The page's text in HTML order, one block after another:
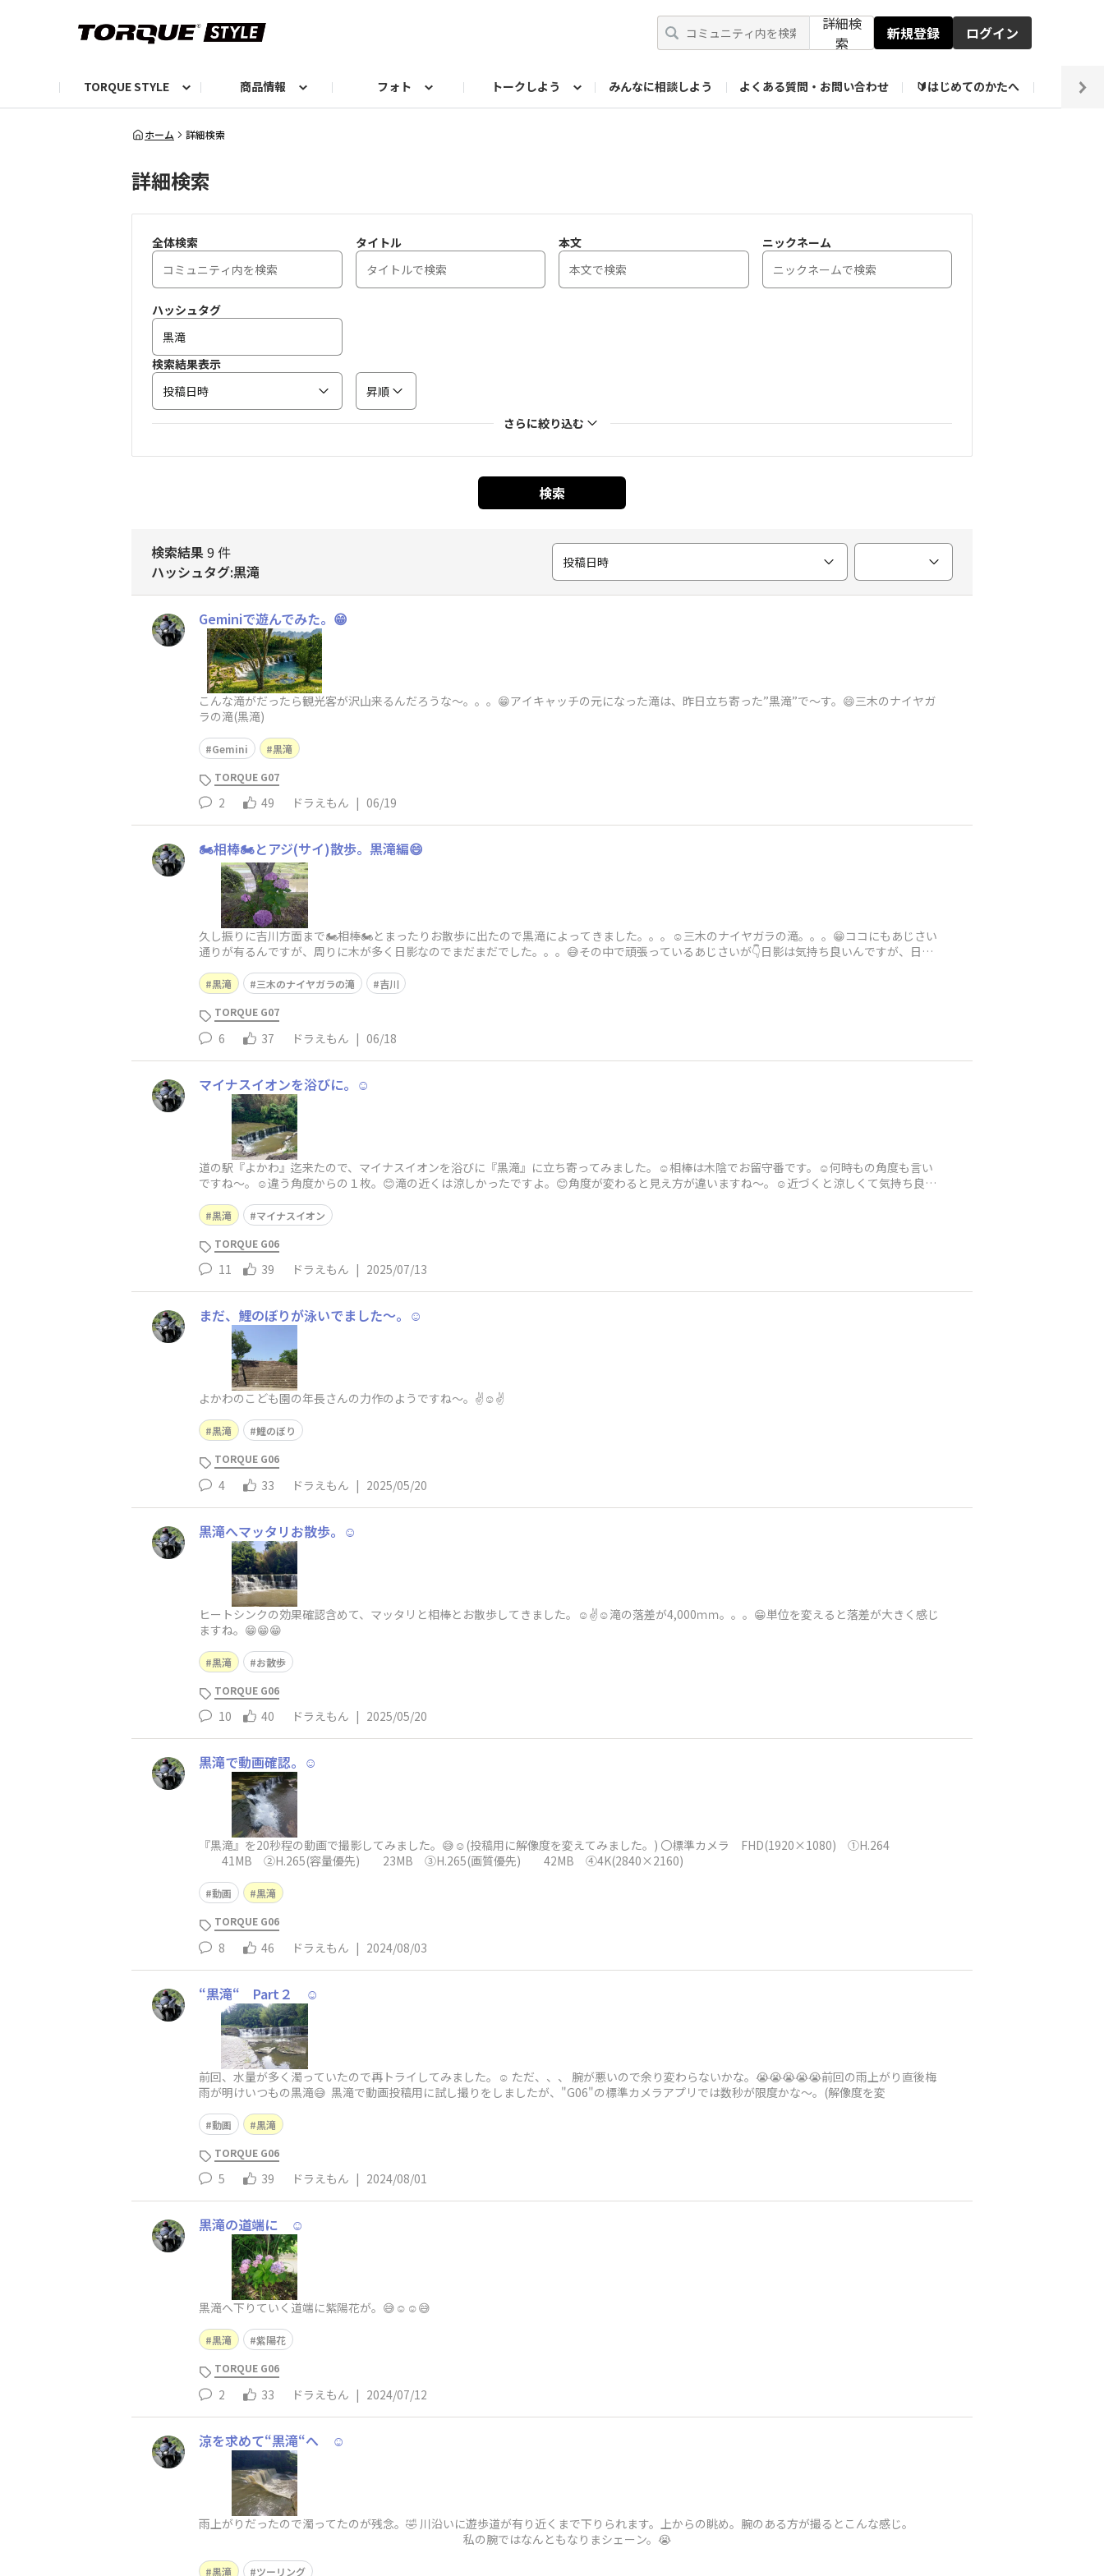
詳細検
索
新規登録 ログイン
TORQUE STYLE
お知らせ TORQUIZ【投票企画】
商品情報
TORQUEニュース
フォト
TORQUEフォト
トークしよう
自己紹介しよう
みんなに相談しよう よくある質問・お問い合わせ 🔰はじめてのかたへ 編集
編集部の日常フォト
ホーム 詳細検索
詳細検索
全体検索 タイトル 本文 ニックネーム
ハッシュタグ
検索結果表示
投稿日時
昇順
さらに絞り込む
検索
検索結果9 件
ハッシュタグ:黒滝
投稿日時
Geminiで遊んでみた。😁
こんな滝がだったら観光客が沢山来るんだろうな〜。。。😁アイキャッチの元になった滝は、昨日立ち寄った”黒滝”で〜す。😄三木のナイヤガ
ラの滝(黒滝)
Gemini 黒滝
TORQUE G07
2 49 ドラえもん | 06/19
🏍️相棒🏍️とアジ(サイ)散歩。黒滝編😄
久し振りに吉川方面まで🏍️相棒🏍️とまったりお散歩に出たので黒滝によってきました。。。☺️三木のナイヤガラの滝。。。😁ココにもあじさい
通りが有るんですが、周りに木が多く日影なのでまだまだでした。。。😅その中で頑張っているあじさいが👇日影は気持ち良いんですが、日向
黒滝 三木のナイヤガラの滝 吉川
TORQUE G07
6 37 ドラえもん | 06/18
マイナスイオンを浴びに。☺️
道の駅『よかわ』迄来たので、マイナスイオンを浴びに『黒滝』に立ち寄ってみました。☺️相棒は木陰でお留守番です。☺️何時もの角度も言い
ですね〜。☺️違う角度からの１枚。😊滝の近くは涼しかったですよ。😊角度が変わると見え方が違いますね〜。☺️近づくと涼しくて気持ち良い
黒滝 マイナスイオン
TORQUE G06
11 39 ドラえもん | 2025/07/13
まだ、鯉のぼりが泳いでました〜。☺️
よかわのこども園の年長さんの力作のようですね〜。✌️☺️✌️
黒滝 鯉のぼり
TORQUE G06
4 33 ドラえもん | 2025/05/20
黒滝へマッタリお散歩。☺️
ヒートシンクの効果確認含めて、マッタリと相棒とお散歩してきました。☺️✌️☺️滝の落差が4,000ｍｍ。。。😁単位を変えると落差が大きく感じ
ますね。😁😁😁
黒滝 お散歩
TORQUE G06
10 40 ドラえもん | 2025/05/20
黒滝で動画確認。☺️
『黒滝』を20秒程の動画で撮影してみました。😅☺️(投稿用に解像度を変えてみました。) 〇標準カメラ FHD(1920×1080) ①H.264
41MB ②H.265(容量優先) 23MB ③H.265(画質優先) 42MB ④4K(2840×2160)
動画 黒滝
TORQUE G06
8 46 ドラえもん | 2024/08/03
“黒滝“ Part２ ☺️
前回、水量が多く濁っていたので再トライしてみました。☺️ ただ、、、 腕が悪いので余り変わらないかな。😭😭😭😭😭前回の雨上がり直後梅
雨が明けいつもの黒滝😅 黒滝で動画投稿用に試し撮りをしましたが、"G06"の標準カメラアプリでは数秒が限度かな～。(解像度を変
動画 黒滝
TORQUE G06
5 39 ドラえもん | 2024/08/01
黒滝の道端に ☺️
黒滝へ下りていく道端に紫陽花が。😅☺️☺️😅
黒滝 紫陽花
TORQUE G06
2 33 ドラえもん | 2024/07/12
涼を求めて“黒滝“へ ☺️
雨上がりだったので濁ってたのが残念。🤣 川沿いに遊歩道が有り近くまで下りられます。上からの眺め。腕のある方が撮るとこんな感じ。
私の腕ではなんともなりまシェーン。😭
黒滝 ツーリング